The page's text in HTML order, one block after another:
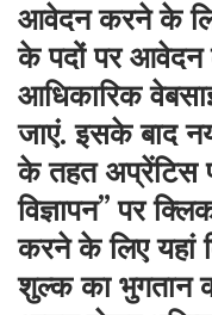
आवेदन करने के
के पदों पर
आधिकारिक
जाएं. इसके बाद
के तहत अप्रेंटिस
विज्ञापन” पर
करने के लिए
शुल्क का भुगतान